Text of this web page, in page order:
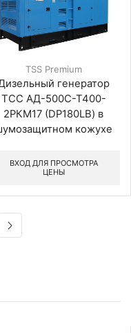
TSS Premium
генератор
ТСС АД-500С-Т400-
2РКМ17 (DP180LB) в
кожухе
ВХОД ДЛЯ ПРОСМОТРА
ЦЕНЫ